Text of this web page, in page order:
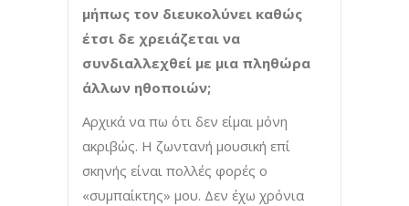
μήπως τον διευκολύνει καθώς
έτσι δε χρειάζεται να
συνδιαλλεχθεί με μια πληθώρα
άλλων ηθοποιών;
Αρχικά να πω ότι δεν είμαι μόνη
ακριβώς. Η ζωντανή μουσική επί
σκηνής είναι πολλές φορές ο
«συμπαίκτης» μου. Δεν έχω χρόνια